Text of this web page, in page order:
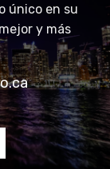
único en su
y más